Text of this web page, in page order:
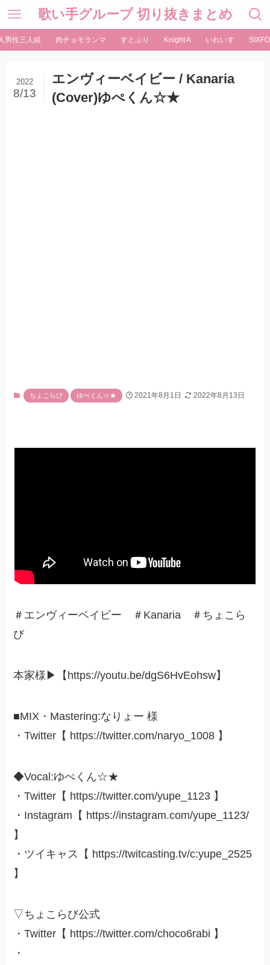
歌い手グループ 切り抜きまとめ
男性三人組 肉チョモランマ すとぷり Knight A いれいす
エンヴィーベイビー / Kanaria
(Cover)ゆぺくん☆★
2022
8/13
ちょこらび ゆぺくん☆★ 2021年8月1日 2022年8月13日
＃エンヴィーベイビー ＃Kanaria ＃ちょこら
び
本家様▶【https://youtu.be/dgS6HvEohsw】
■MIX・Mastering:なりょー 様
・Twitter【 https://twitter.com/naryo_1008 】
◆Vocal:ゆぺくん☆★
・Twitter【 https://twitter.com/yupe_1123 】
・Instagram【 https://instagram.com/yupe_1123/
】
・ツイキャス【 https://twitcasting.tv/c:yupe_2525
】
▽ちょこらび公式
・Twitter【 https://twitter.com/choco6rabi 】
・